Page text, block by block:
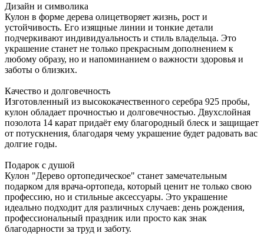
Дизайн и символика
Кулон в форме дерева олицетворяет жизнь, рост и
устойчивость. Его изящные линии и тонкие детали
подчеркивают индивидуальность и стиль владельца. Это
украшение станет не только прекрасным дополнением к
любому образу, но и напоминанием о важности здоровья и
заботы о близких.
Качество и долговечность
Изготовленный из высококачественного серебра 925 пробы,
кулон обладает прочностью и долговечностью. Двухслойная
позолота 14 карат придаёт ему благородный блеск и защищает
от потускнения, благодаря чему украшение будет радовать вас
долгие годы.
Подарок с душой
Кулон "Дерево ортопедическое" станет замечательным
подарком для врача-ортопеда, который ценит не только свою
профессию, но и стильные аксессуары. Это украшение
идеально подходит для различных случаев: день рождения,
профессиональный праздник или просто как знак
благодарности за труд и заботу.